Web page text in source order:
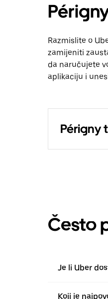
Razmislite o
zamijeniti
da naručujete
aplikaciju i
Périgny
Često
Je li Uber
Koji je